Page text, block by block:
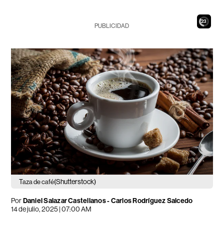
20
PUBLICIDAD
Taza de café(Shutterstock)
PorDaniel Salazar Castellanos-Carlos Rodríguez Salcedo
14 de julio, 2025 | 07:00 AM